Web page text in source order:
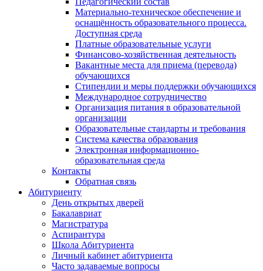
Материально-техническое обеспечение и
оснащённость образовательного процесса.
Доступная среда
Платные образовательные услуги
Финансово-хозяйственная деятельность
Вакантные места для приема (перевода)
обучающихся
Стипендии и меры поддержки обучающихся
Международное сотрудничество
Организация питания в образовательной
организации
Образовательные стандарты и требования
Система качества образования
Электронная информационно-
образовательная среда
Контакты
Обратная связь
Абитуриенту
День открытых дверей
Бакалавриат
Магистратура
Аспирантура
Школа Абитуриента
Личный кабинет абитуриента
Часто задаваемые вопросы